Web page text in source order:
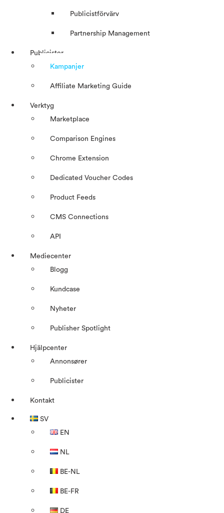
Publicistförvärv
Partnership Management
Publicister
Kampanjer
Affiliate Marketing Guide
Verktyg
Marketplace
Comparison Engines
Chrome Extension
Dedicated Voucher Codes
Product Feeds
CMS Connections
API
Mediecenter
Blogg
Kundcase
Nyheter
Publisher Spotlight
Hjälpcenter
Annonsører
Publicister
Kontakt
SV
EN
NL
BE-NL
BE-FR
DE